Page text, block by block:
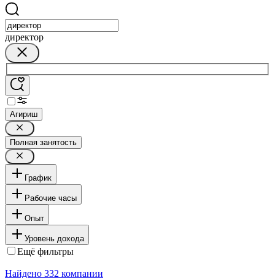
директор
Агириш
Полная занятость
График
Рабочие часы
Опыт
Уровень дохода
Ещё фильтры
Найдено 332 компании